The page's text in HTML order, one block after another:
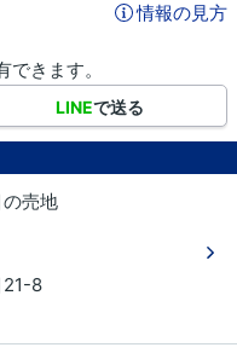
情報の見方
きます。
LINEで送る
売地
21-8